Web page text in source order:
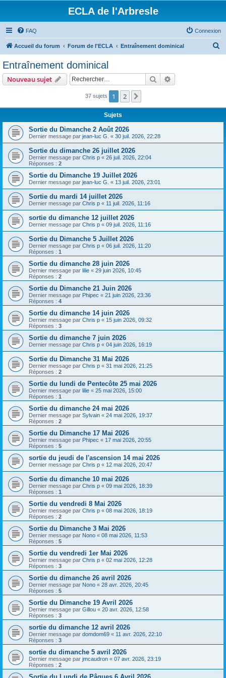
ECLA de l'Arbresle
FAQ Connexion
Accueil du forum Forum de l'ECLA Entraînement dominical
e
Entraînement dominical
Nouveau sujet Rechercher
37 sujets 1 2
Sujets
Sortie du Dimanche 2 Août 2026
Dernier message par jean-luc G. « 30 juil. 2026, 22:28
Sortie du dimanche 26 juillet 2026
Dernier message par Chris p « 26 juil. 2026, 22:04
Réponses : 2
Sortie du Dimanche 19 Juillet 2026
Dernier message par jean-luc G. « 13 juil. 2026, 23:01
Sortie du mardi 14 juillet 2026
Dernier message par Chris p « 11 juil. 2026, 11:16
sortie du dimanche 12 juillet 2026
Dernier message par Chris p « 09 juil. 2026, 11:16
Sortie du Dimanche 5 Juillet 2026
Dernier message par Chris p « 06 juil. 2026, 11:20
Réponses : 1
Sortie du dimanche 28 juin 2026
Dernier message par lilie « 29 juin 2026, 10:45
Réponses : 2
Sortie du Dimanche 21 Juin 2026
Dernier message par Phipec « 21 juin 2026, 23:36
Réponses : 4
Sortie du dimanche 14 juin 2026
Dernier message par Chris p « 15 juin 2026, 09:32
Réponses : 3
Sortie du dimanche 7 juin 2026
Dernier message par Chris p « 04 juin 2026, 16:19
Sortie du Dimanche 31 Mai 2026
Dernier message par Chris p « 31 mai 2026, 21:25
Réponses : 2
Sortie du lundi de Pentecôte 25 mai 2026
Dernier message par lilie « 25 mai 2026, 15:00
Réponses : 1
Sortie du dimanche 24 mai 2026
Dernier message par Sylvain « 24 mai 2026, 19:37
Réponses : 2
Sortie du Dimanche 17 Mai 2026
Dernier message par Phipec « 17 mai 2026, 20:55
Réponses : 5
sortie du jeudi de l'ascension 14 mai 2026
Dernier message par Chris p « 12 mai 2026, 20:47
Sortie du dimanche 10 mai 2026
Dernier message par Chris p « 09 mai 2026, 18:39
Réponses : 1
Sortie du vendredi 8 Mai 2026
Dernier message par Chris p « 08 mai 2026, 18:19
Réponses : 2
Sortie du Dimanche 3 Mai 2026
Dernier message par Nono « 08 mai 2026, 11:53
Réponses : 5
Sortie du vendredi 1er Mai 2026
Dernier message par Chris p « 02 mai 2026, 12:28
Réponses : 3
Sortie du dimanche 26 avril 2026
Dernier message par Nono « 28 avr. 2026, 20:45
Réponses : 5
Sortie du Dimanche 19 Avril 2026
Dernier message par Gillou « 20 avr. 2026, 12:58
Réponses : 3
sortie du dimanche 12 avril 2026
Dernier message par domdom69 « 11 avr. 2026, 22:10
Réponses : 3
sortie du dimanche 5 avril 2026
Dernier message par jmcaudron « 07 avr. 2026, 23:19
Réponses : 2